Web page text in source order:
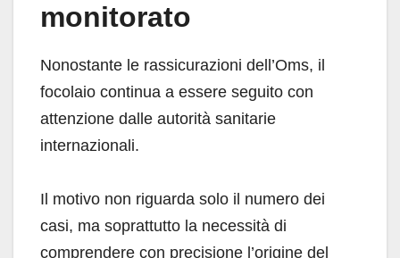
monitorato
Nonostante le rassicurazioni dell’Oms, il
focolaio continua a essere seguito con
attenzione dalle autorità sanitarie
internazionali.
Il motivo non riguarda solo il numero dei
casi, ma soprattutto la necessità di
comprendere con precisione l’origine del